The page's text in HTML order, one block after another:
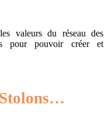
valeurs du réseau des
pour pouvoir créer et